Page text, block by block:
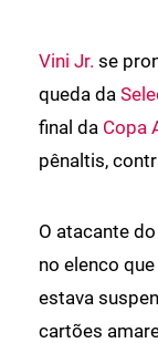
Vini Jr. se
queda da
final da Copa
pênaltis,
O atacante
no elenco
estava
cartões